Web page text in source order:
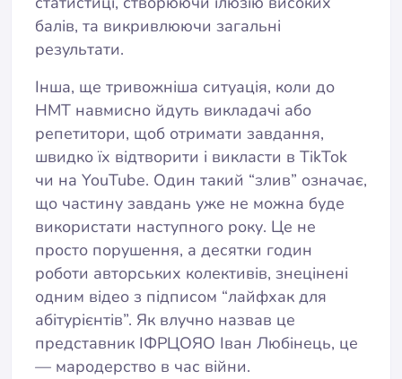
балів, та викривлюючи загальні
результати.
Інша, ще тривожніша ситуація, коли до
НМТ навмисно йдуть викладачі або
репетитори, щоб отримати завдання,
швидко їх відтворити і викласти в TikTok
чи на YouTube. Один такий “злив” означає,
що частину завдань уже не можна буде
використати наступного року. Це не
просто порушення, а десятки годин
роботи авторських колективів, знецінені
одним відео з підписом “лайфхак для
абітурієнтів”. Як влучно назвав це
представник ІФРЦОЯО Іван Любінець, це
— мародерство в час війни.